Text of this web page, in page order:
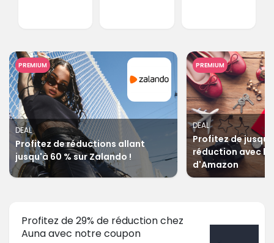
PREMIUM
DEAL
Profitez de réductions allant
jusqu'à 60 % sur Zalando !
PREMIUM
DEAL
Profitez de
réduction avec
d'Amazon
Profitez de 29% de réduction chez
Auna avec notre coupon